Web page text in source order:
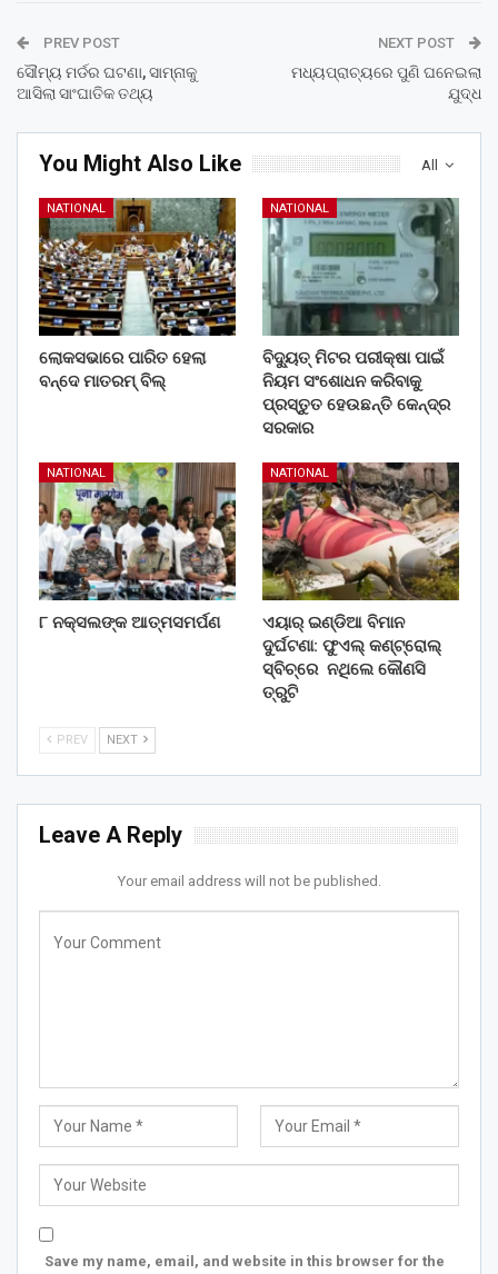
PREV POST
ସୌମ୍ୟ ମର୍ଡର ଘଟଣା, ସାମ୍ନାକୁ
ଆସିଲା ସାଂଘାତିକ ତଥ୍ୟ
NEXT POST
ମଧ୍ୟପ୍ରାଚ୍ୟରେ ପୁଣି ଘନେଇଲା
ଯୁଦ୍ଧ
All
You Might Also Like
NATIONAL
ଲୋକସଭାରେ ପାରିତ ହେଲା
ବନ୍ଦେ ମାତରମ୍‌ ବିଲ୍‌
NATIONAL
ବିଦ୍ୟୁତ୍ ମିଟର ପରୀକ୍ଷା ପାଇଁ
ନିୟମ ସଂଶୋଧନ କରିବାକୁ
ପ୍ରସ୍ତୁତ ହେଉଛନ୍ତି କେନ୍ଦ୍ର
ସରକାର
NATIONAL
୮ ନକ୍ସଲଙ୍କ ଆତ୍ମସମର୍ପଣ
NATIONAL
ଏୟାର୍ ଇଣ୍ଡିଆ ବିମାନ
ଦୁର୍ଘଟଣା: ଫୁଏଲ୍‌ କଣ୍ଟ୍ରୋଲ୍‌
ସ୍ବିଚ୍‌ରେ ନଥିଲେ କୌଣସି
ତ୍ରୁଟି
PREV NEXT
Leave A Reply
Your email address will not be published.
Save my name, email, and website in this browser for the